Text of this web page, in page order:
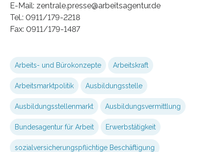
E-Mail: zentrale.presse@arbeitsagentur.de
Tel.: 0911/179-2218
Fax: 0911/179-1487
Arbeits- und Bürokonzepte Arbeitskraft
Arbeitsmarktpolitik Ausbildungsstelle
Ausbildungsstellenmarkt Ausbildungsvermittlung
Bundesagentur für Arbeit Erwerbstätigkeit
sozialversicherungspflichtige Beschäftigung